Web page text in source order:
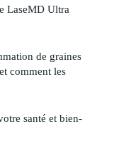
LaseMD Ultra
de graines
comment les
santé et bien-